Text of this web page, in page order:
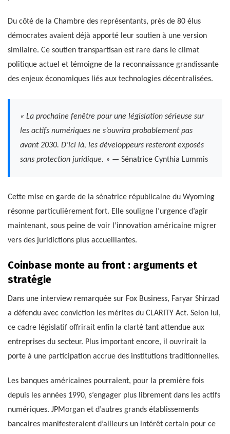
Du côté de la Chambre des représentants, près de 80 élus
démocrates avaient déjà apporté leur soutien à une version
similaire. Ce soutien transpartisan est rare dans le climat
politique actuel et témoigne de la reconnaissance grandissante
des enjeux économiques liés aux technologies décentralisées.
« La prochaine fenêtre pour une législation sérieuse sur
les actifs numériques ne s’ouvrira probablement pas
avant 2030. D’ici là, les développeurs resteront exposés
sans protection juridique. » — Sénatrice Cynthia Lummis
Cette mise en garde de la sénatrice républicaine du Wyoming
résonne particulièrement fort. Elle souligne l’urgence d’agir
maintenant, sous peine de voir l’innovation américaine migrer
vers des juridictions plus accueillantes.
Coinbase monte au front : arguments et
stratégie
Dans une interview remarquée sur Fox Business, Faryar Shirzad
a défendu avec conviction les mérites du CLARITY Act. Selon lui,
ce cadre législatif offrirait enfin la clarté tant attendue aux
entreprises du secteur. Plus important encore, il ouvrirait la
porte à une participation accrue des institutions traditionnelles.
Les banques américaines pourraient, pour la première fois
depuis les années 1990, s’engager plus librement dans les actifs
numériques. JPMorgan et d’autres grands établissements
bancaires manifesteraient d’ailleurs un intérêt certain pour ce